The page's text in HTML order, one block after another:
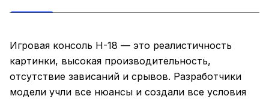
Игровая консоль H-18 — это реалистичность
картинки, высокая производительность,
отсутствие зависаний и срывов. Разработчики
модели учли все нюансы и создали все условия